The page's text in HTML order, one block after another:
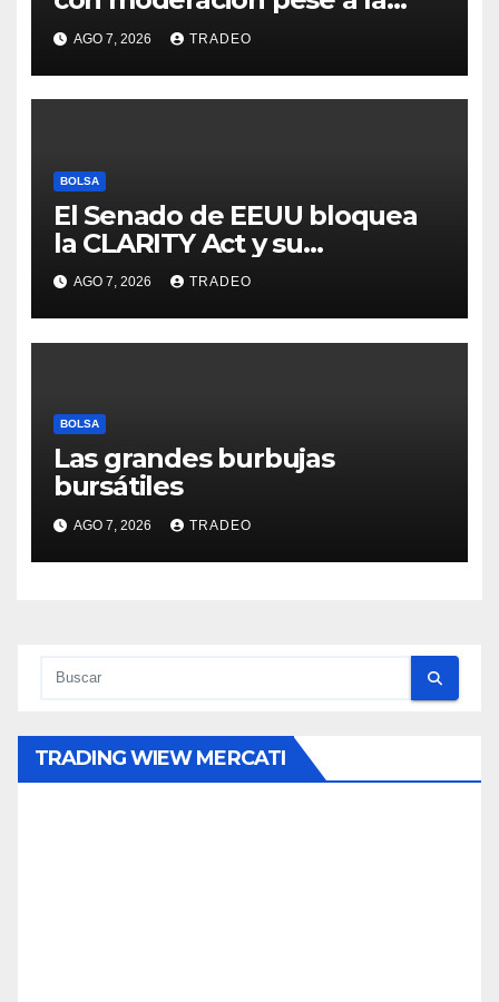
incertidumbre en Oriente
Medio
AGO 7, 2026 TRADEO
BOLSA
El Senado de EEUU bloquea
la CLARITY Act y su
aprobación en 2026 peligra
AGO 7, 2026 TRADEO
BOLSA
Las grandes burbujas
bursátiles
AGO 7, 2026 TRADEO
TRADING WIEW MERCATI